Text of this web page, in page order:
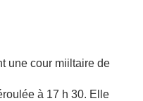
une cour miiltaire de
à 17 h 30. Elle